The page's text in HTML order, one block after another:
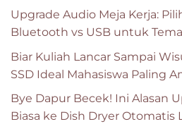
Upgrade Audio Meja Kerja:
Bluetooth vs USB untuk
Biar Kuliah Lancar Sampai
SSD Ideal Mahasiswa Paling
Bye Dapur Becek! Ini Alasan
Biasa ke Dish Dryer Otomatis